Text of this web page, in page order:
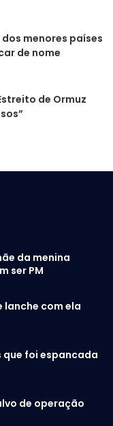
dos menores países
de nome
de Ormuz
da menina
ser PM
lanche com ela
que foi espancada
de operação